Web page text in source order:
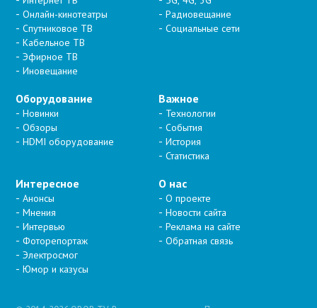
Онлайн-кинотеатры
Спутниковое ТВ
Кабельное ТВ
Эфирное ТВ
Иновещание
Радиовещание
Социальные сети
Оборудование
Новинки
Обзоры
HDMI оборудование
Важное
Технологии
События
История
Статистика
Интересное
Анонсы
Мнения
Интервью
Фоторепортаж
Электросмог
Юмор и казусы
О нас
О проекте
Новости сайта
Реклама на сайте
Обратная связь